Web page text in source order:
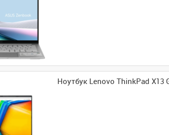
Ноутбук Lenovo ThinkPad X13